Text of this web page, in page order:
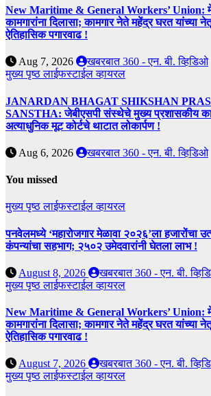
New Maritime & General Workers’ Union:
कामगारांना दिलासा; कामगार नेते महेंद्र घरत यांच्या
ऐतिहासिक पगारवाढ !
Aug 7, 2026
खबरबात 360 - एन. बी. व्हिडिओ
मुख्य पृष्ठलाईफस्टाईलव्हायरल
JANARDAN BHAGAT SHIKSHAN
SANSTHA: जेबीएसपी संस्थेचे मुख्य प्रशासकीय
अत्याधुनिक मूट कोर्टचे थाटात लोकार्पण !
Aug 6, 2026 खबरबात 360 - एन. बी. व्हिडिओ
You missed
मुख्य पृष्ठलाईफस्टाईलव्हायरल
पनवेलमध्ये ‘महारोजगार मेळावा २०२६’ला हजारोंचा
कंपन्यांचा सहभाग; २५०२ उमेदवारांनी घेतला लाभ !
August 8, 2026
खबरबात 360 - एन. बी.
मुख्य पृष्ठलाईफस्टाईलव्हायरल
New Maritime & General Workers’ Union:
कामगारांना दिलासा; कामगार नेते महेंद्र घरत यांच्या
ऐतिहासिक पगारवाढ !
August 7, 2026
खबरबात 360 - एन. बी.
मुख्य पृष्ठलाईफस्टाईलव्हायरल